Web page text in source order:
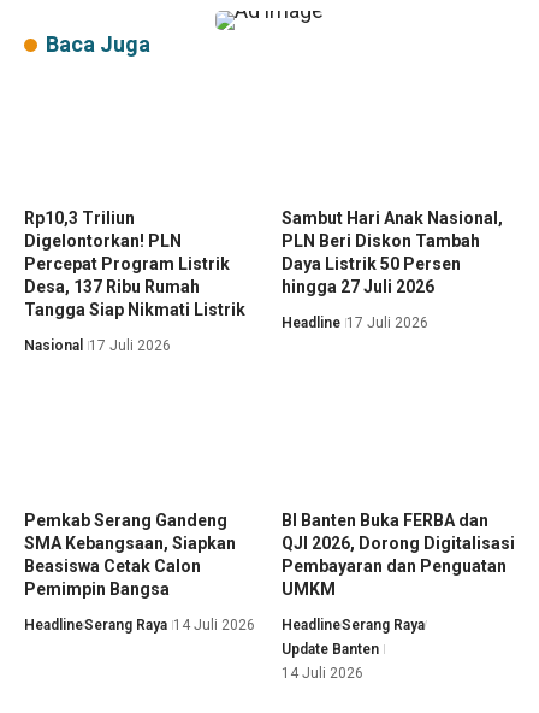
Baca Juga
Rp10,3 Triliun
Digelontorkan! PLN
Percepat Program Listrik
Desa, 137 Ribu Rumah
Tangga Siap Nikmati Listrik
Nasional 17 Juli 2026
Sambut Hari Anak Nasional,
PLN Beri Diskon Tambah
Daya Listrik 50 Persen
hingga 27 Juli 2026
Headline 17 Juli 2026
Pemkab Serang Gandeng
SMA Kebangsaan, Siapkan
Beasiswa Cetak Calon
Pemimpin Bangsa
HeadlineSerang Raya 14 Juli 2026
BI Banten Buka FERBA dan
QJI 2026, Dorong Digitalisasi
Pembayaran dan Penguatan
UMKM
HeadlineSerang Raya
Update Banten
14 Juli 2026